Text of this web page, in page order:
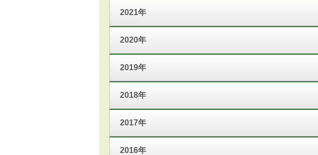
2021年
2020年
2019年
2018年
2017年
2016年